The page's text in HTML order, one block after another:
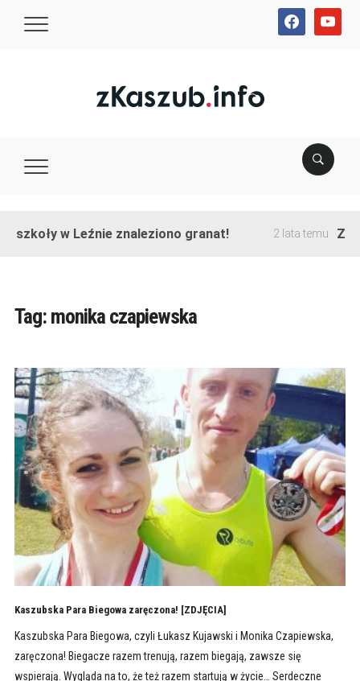
facebookyoutube
szkoły w Leźnie znaleziono granat! 2 lata temu
Tag: monika czapiewska
Kaszubska Para Biegowa zaręczona! [ZDJĘCIA]
Kaszubska Para Biegowa, czyli Łukasz Kujawski i Monika Czapiewska,
zaręczona! Biegacze razem trenują, razem biegają, zawsze się
wspierają. Wygląda na to, że też razem startują w życie… Serdeczne